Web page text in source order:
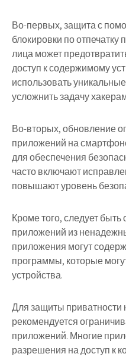
Во-первых, защита с
блокировки по
лица может
доступ к содержимому
использовать
усложнить задачу
Во-вторых, обновление
приложений на
для обеспечения
часто включают
повышают уровень
Кроме того, следует
приложений из
приложения могут
программы, которые
устройства.
Для защиты приватности
рекомендуется
приложений. Многие
разрешения на доступ к